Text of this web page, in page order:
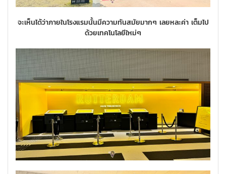
จะเห็นได้ว่าภายในโรงแรมนั้นมีความทันสมัยมากๆ เลยหละค่า เต็มไป
ด้วยเทคโนโลยีใหม่ๆ